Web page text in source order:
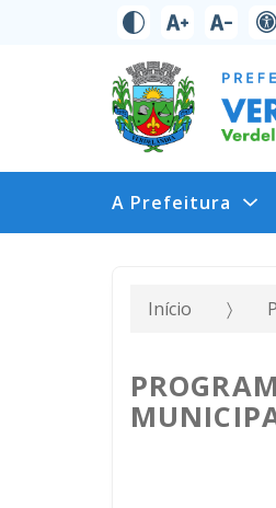
A Prefeitura
Início